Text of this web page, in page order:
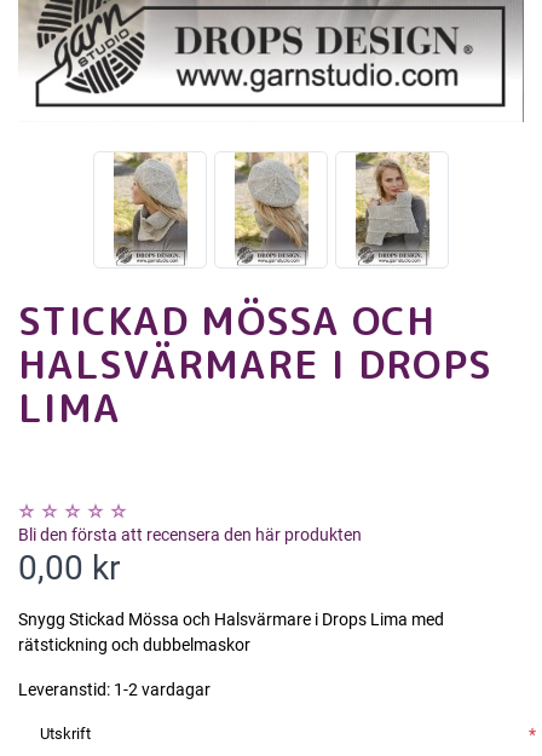
STICKAD MÖSSA OCH
HALSVÄRMARE I DROPS
LIMA
Bli den första att recensera den här produkten
0,00 kr
Snygg Stickad Mössa och Halsvärmare i Drops Lima med
rätstickning och dubbelmaskor
Leveranstid: 1-2 vardagar
Utskrift
*